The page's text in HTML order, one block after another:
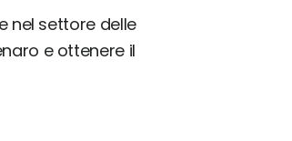
nel settore delle
e ottenere il